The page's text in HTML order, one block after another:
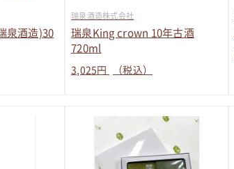
泉酒造)30
瑞泉酒造株式会社
瑞泉King crown 10年古酒
720ml
3,025円 （税込）